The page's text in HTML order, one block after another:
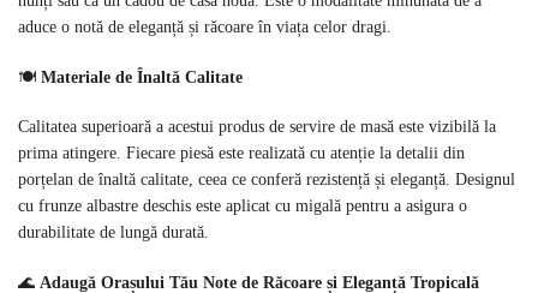
aduce o notă de eleganță și răcoare în viața celor dragi.
🍽️ Materiale de Înaltă Calitate
Calitatea superioară a acestui produs de servire de masă este vizibilă la
prima atingere. Fiecare piesă este realizată cu atenție la detalii din
porțelan de înaltă calitate, ceea ce conferă rezistență și eleganță. Designul
cu frunze albastre deschis este aplicat cu migală pentru a asigura o
durabilitate de lungă durată.
🌊 Adaugă Orașului Tău Note de Răcoare și Eleganță Tropicală